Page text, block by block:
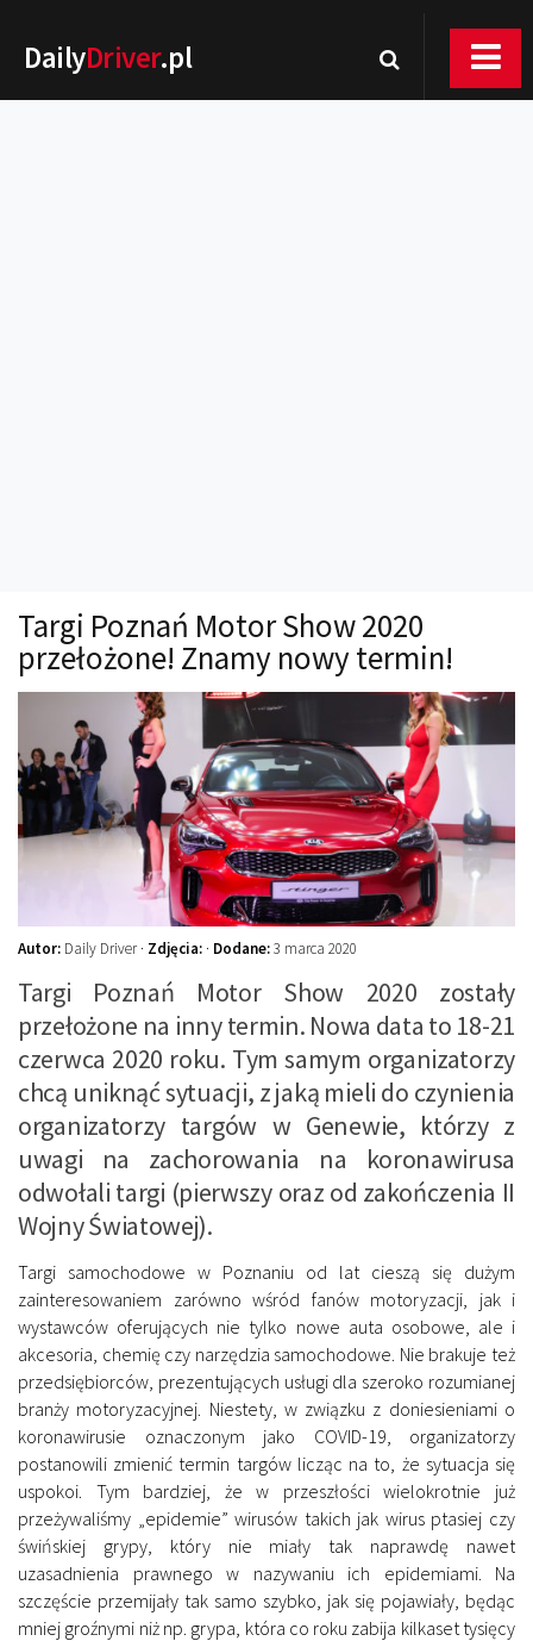
DailyDriver.pl
Technika jazdy
Oświetlenie
Przelicznik mocy
Auto z niemiec
Galerie
Targi Poznań Motor Show 2020
przełożone! Znamy nowy termin!
Autor: Daily Driver · Zdjęcia: · Dodane:3 marca 2020
Targi Poznań Motor Show 2020 zostały
przełożone na inny termin. Nowa data to 18-21
czerwca 2020 roku. Tym samym organizatorzy
chcą uniknąć sytuacji, z jaką mieli do czynienia
organizatorzy targów w Genewie, którzy z
uwagi na zachorowania na koronawirusa
odwołali targi (pierwszy oraz od zakończenia II
Wojny Światowej).
Targi samochodowe w Poznaniu od lat cieszą się dużym
zainteresowaniem zarówno wśród fanów motoryzacji, jak i
wystawców oferujących nie tylko nowe auta osobowe, ale i
akcesoria, chemię czy narzędzia samochodowe. Nie brakuje też
przedsiębiorców, prezentujących usługi dla szeroko rozumianej
branży motoryzacyjnej. Niestety, w związku z doniesieniami o
koronawirusie oznaczonym jako COVID-19, organizatorzy
postanowili zmienić termin targów licząc na to, że sytuacja się
uspokoi. Tym bardziej, że w przeszłości wielokrotnie już
przeżywaliśmy „epidemie” wirusów takich jak wirus ptasiej czy
świńskiej grypy, który nie miały tak naprawdę nawet
uzasadnienia prawnego w nazywaniu ich epidemiami. Na
szczęście przemijały tak samo szybko, jak się pojawiały, będąc
mniej groźnymi niż np. grypa, która co roku zabija kilkaset tysięcy